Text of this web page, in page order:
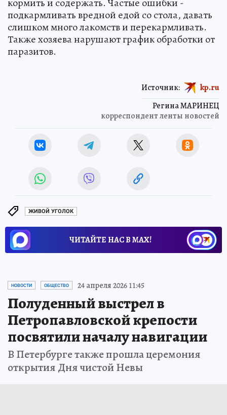
подкармливать вредной едой со стола, давать
слишком много лакомств и перекармливать.
Также хозяева нарушают график обработки от
паразитов.
Регина МАРИНЕЦ
корреспондент ленты новостей
Источник: kp.ru
ЖИВОЙ УГОЛОК
ЧИТАЙТЕ НАС В МАХ!
НОВОСТИ ОБЩЕСТВО 24 апреля 2026 11:45
Полуденный выстрел в
Петропавловской крепости
посвятили началу навигации
В Петербурге также прошла церемония
открытия Дня чистой Невы